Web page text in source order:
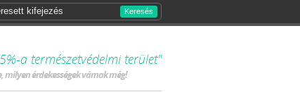
Keresés
a természetvédelmi terület"
milyen érdekességek várnak még!